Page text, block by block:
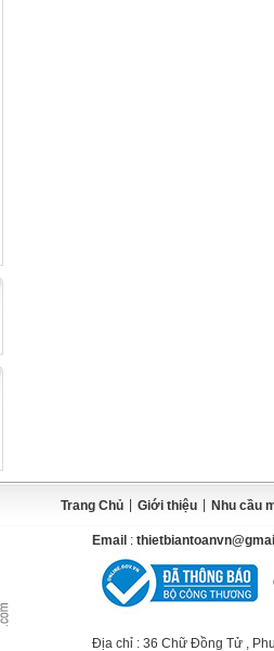
Trang Chủ Giới thiệu Nhu cầu
Email :
Địa chỉ : 36 Chữ Đồng Tử ,